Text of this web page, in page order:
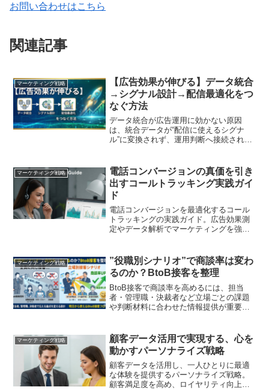
お問い合わせはこちら
関連記事
マーケティング戦略
【広告効果が伸びる】データ統合
→シグナル設計→配信最適化をつ
なぐ方法
データ統合が広告運用に効かない原因
は、統合データが“配信に使えるシグナ
ル”に変換されず、運用判断へ接続されな
失敗回避策を解説
マーケティング戦略
電話コンバージョンの真価を引き
出すコールトラッキング実践ガイ
ド
電話コンバージョンを最適化するコール
トラッキングの実践ガイド。広告効果測
定やデータ解析でマーケティングを強化
マーケティング戦略
”役職別シナリオ”で商談率は変わ
るのか？BtoB接客を整理
BtoB接客で商談率を高めるには、担当
者・管理職・決裁者など立場ごとの課題
や判断材料に合わせた情報提供が重要で
落とし込み方を実務視点で解説します
マーケティング戦略
顧客データ活用で実現する、心を
動かすパーソナライズ戦略
顧客データを活用し、一人ひとりに最適
な体験を提供するパーソナライズ戦略。
顧客満足度を高め、ロイヤリティ向上に